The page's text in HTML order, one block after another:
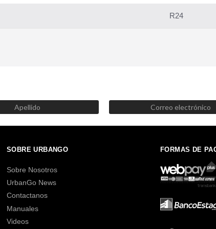
R24
SOBRE URBANGO
Sobre Nosotros
UrbanGo News
Contactanos
Manuales
Videos
FORMAS DE